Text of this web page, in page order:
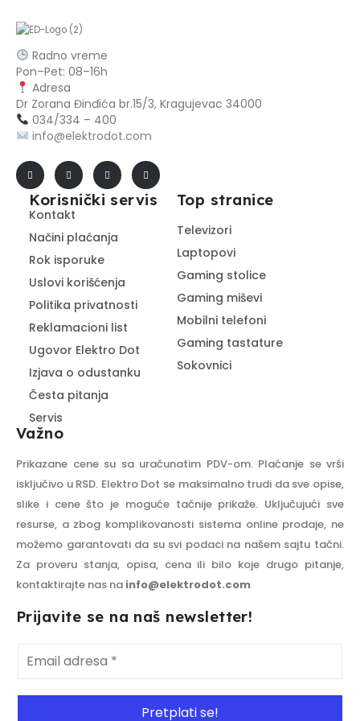
Radno vreme
Pon–Pet: 08–16h
Adresa
Dr Zorana Đinđića br.15/3, Kragujevac 34000
034/334 – 400
info@elektrodot.com
Korisnički servis
Kontakt
Načini plaćanja
Rok isporuke
Uslovi korišćenja
Politika privatnosti
Reklamacioni list
Ugovor Elektro Dot
Izjava o odustanku
Česta pitanja
Servis
Top stranice
Televizori
Laptopovi
Gaming stolice
Gaming miševi
Mobilni telefoni
Gaming tastature
Sokovnici
Važno
Prikazane cene su sa uračunatim PDV-om. Plaćanje se vrši
isključivo u RSD. Elektro Dot se maksimalno trudi da sve opise,
slike i cene što je moguće tačnije prikaže. Uključujući sve
resurse, a zbog komplikovanosti sistema online prodaje, ne
možemo garantovati da su svi podaci na našem sajtu tačni.
Za proveru stanja, opisa, cena ili bilo koje drugo pitanje,
kontaktirajte nas na info@elektrodot.com
Prijavite se na naš newsletter!